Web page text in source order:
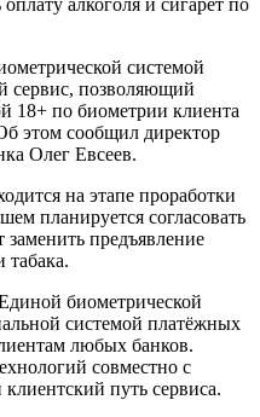
системой
сервис, позволяющий
18+ по биометрии клиента
этом сообщил директор
Олег Евсеев.
на этапе проработки
планируется согласовать
заменить предъявление
табака.
биометрической
системой платёжных
любых банков.
совместно с
путь сервиса.